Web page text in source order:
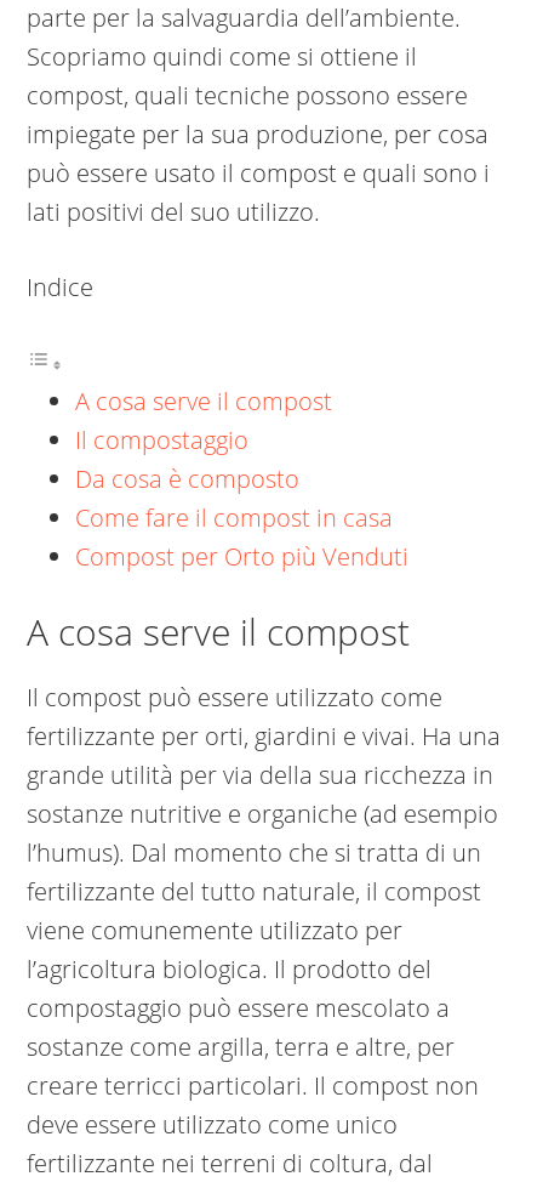
parte per la salvaguardia dell’ambiente.
Scopriamo quindi come si ottiene il
compost, quali tecniche possono essere
impiegate per la sua produzione, per cosa
può essere usato il compost e quali sono i
lati positivi del suo utilizzo.
Indice
A cosa serve il compost
Il compostaggio
Da cosa è composto
Come fare il compost in casa
Compost per Orto più Venduti
A cosa serve il compost
Il compost può essere utilizzato come
fertilizzante per orti, giardini e vivai. Ha una
grande utilità per via della sua ricchezza in
sostanze nutritive e organiche (ad esempio
l’humus). Dal momento che si tratta di un
fertilizzante del tutto naturale, il compost
viene comunemente utilizzato per
l’agricoltura biologica. Il prodotto del
compostaggio può essere mescolato a
sostanze come argilla, terra e altre, per
creare terricci particolari. Il compost non
deve essere utilizzato come unico
fertilizzante nei terreni di coltura, dal